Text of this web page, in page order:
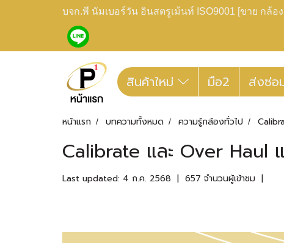
บจก.พี นัมเบอร์วัน อินสตรูเม้นท์ ISO9001 [ขาย กล้
สินค้าใหม่ มือ2 ส่งซ่อ
หน้าแรก บทความทั้งหมด ความรู้กล้องทั่วไป
Calibrate และ Over Haul
Last updated: 4 ก.ค. 2568 | 657 จำนวนผู้เข้าชม |